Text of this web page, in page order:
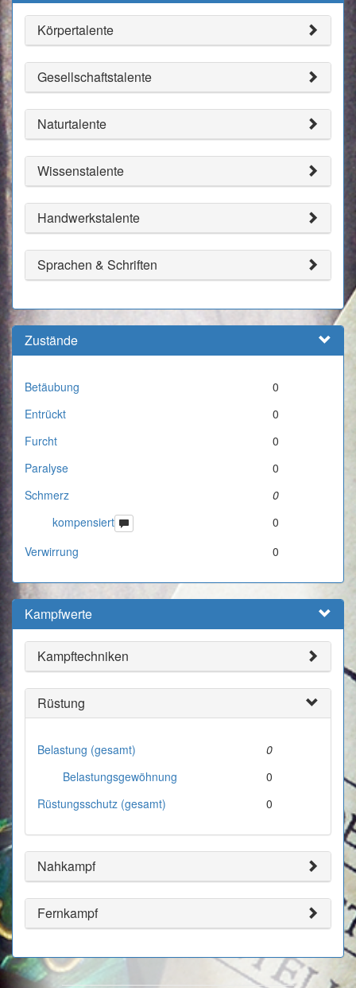
Körpertalente
Gesellschaftstalente
Naturtalente
Wissenstalente
Handwerkstalente
Sprachen & Schriften
Zustände
Betäubung
0
Entrückt
0
Furcht
0
Paralyse
0
Schmerz
0
kompensiert
0
Verwirrung
0
Kampfwerte
Kampftechniken
Rüstung
Belastung (gesamt)
0
Belastungsgewöhnung
0
Rüstungsschutz (gesamt)
0
Nahkampf
Fernkampf